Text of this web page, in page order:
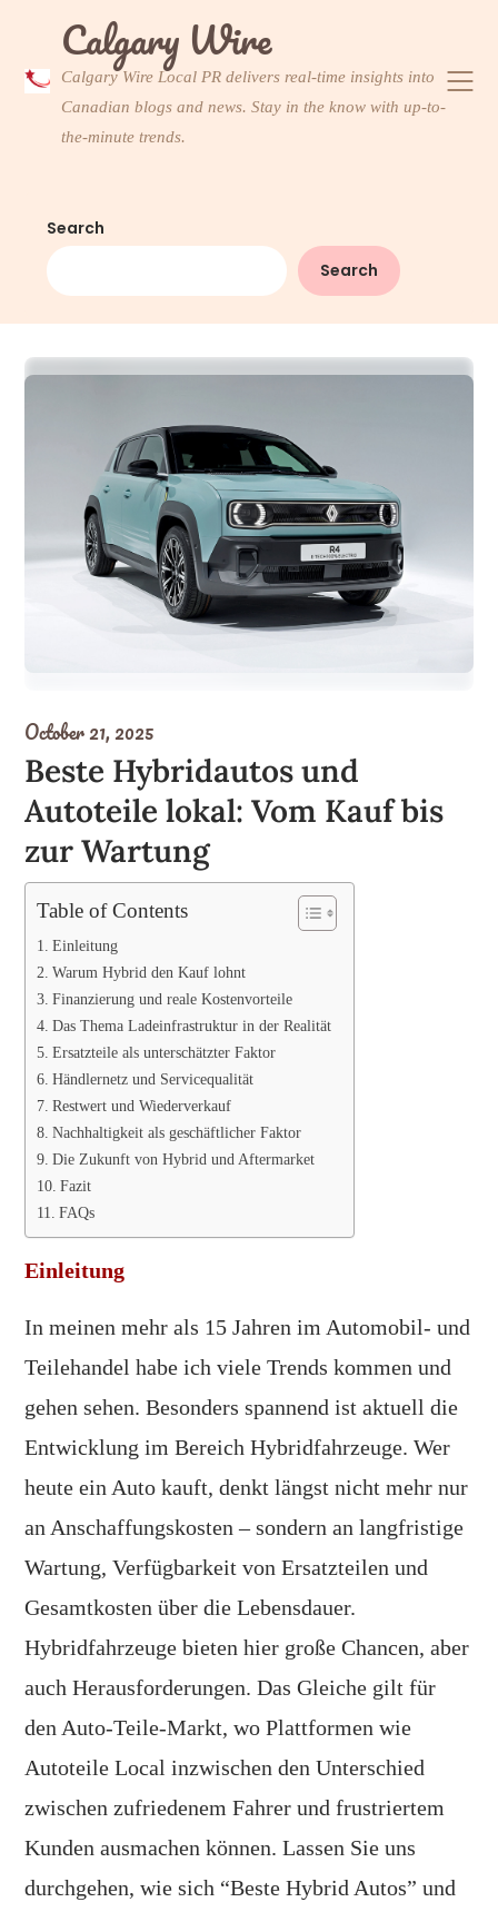
content Calgary Wire
Calgary Wire Local PR delivers real-time insights into
Canadian blogs and news. Stay in the know with up-to-
the-minute trends.
Search
Search
October 21, 2025
Beste Hybridautos und
Autoteile lokal: Vom Kauf bis
zur Wartung
Table of Contents
Einleitung
Warum Hybrid den Kauf lohnt
Finanzierung und reale Kostenvorteile
Das Thema Ladeinfrastruktur in der Realität
Ersatzteile als unterschätzter Faktor
Händlernetz und Servicequalität
Restwert und Wiederverkauf
Nachhaltigkeit als geschäftlicher Faktor
Die Zukunft von Hybrid und Aftermarket
Fazit
FAQs
Einleitung
In meinen mehr als 15 Jahren im Automobil- und
Teilehandel habe ich viele Trends kommen und
gehen sehen. Besonders spannend ist aktuell die
Entwicklung im Bereich Hybridfahrzeuge. Wer
heute ein Auto kauft, denkt längst nicht mehr nur
an Anschaffungskosten – sondern an langfristige
Wartung, Verfügbarkeit von Ersatzteilen und
Gesamtkosten über die Lebensdauer.
Hybridfahrzeuge bieten hier große Chancen, aber
auch Herausforderungen. Das Gleiche gilt für
den Auto-Teile-Markt, wo Plattformen wie
Autoteile Local inzwischen den Unterschied
zwischen zufriedenem Fahrer und frustriertem
Kunden ausmachen können. Lassen Sie uns
durchgehen, wie sich “Beste Hybrid Autos” und